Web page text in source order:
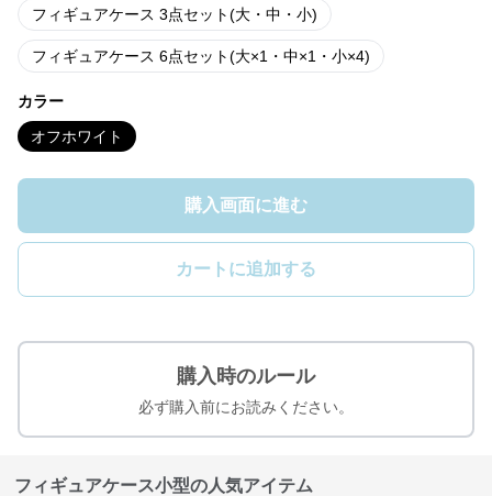
フィギュアケース 3点セット(大・中・小)
フィギュアケース 6点セット(大×1・中×1・小×4)
カラー
オフホワイト
購入画面に進む
カートに追加する
購入時のルール
必ず購入前にお読みください。
フィギュアケース小型の人気アイテム